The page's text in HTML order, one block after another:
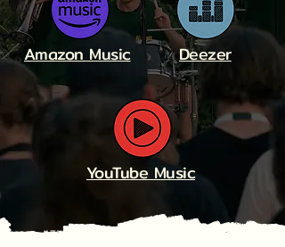
Amazon Music Deezer
YouTube Music